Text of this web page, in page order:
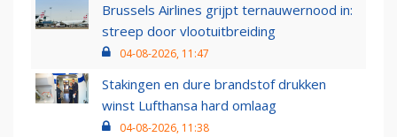
Brussels Airlines grijpt ternauwernood in:
streep door vlootuitbreiding
04-08-2026, 11:47
Stakingen en dure brandstof drukken
winst Lufthansa hard omlaag
04-08-2026, 11:38